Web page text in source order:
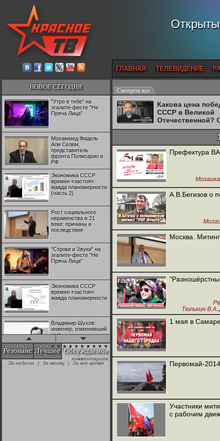
ГЛАВНАЯ ТЕЛЕВИДЕНИЕ
НОВОЕ СЕГОДНЯ
"Утро в тебе" на
эгалите-фесте "Не
Пряча Лица"
Мохаммед Фидель
Али Селем,
представитель
фронта Полисарио в
РФ
Экономика СССР
времен «застоя»:
жажда планомерности
(часть 2)
Рост социального
неравенства в 21
веке: причины и
последствия
"Строки и Звуки" на
эгалите-фесте "Не
Пряча Лица"
Экономика СССР
времен «застоя»:
жажда планомерности
Владимир Шухов:
инженер, изменивший
мир
"Аркадий Коц" на
эгалите-фесте "Не
Резонанс Лучшее Обсуждаемое
комментариев:
За неделю
| За месяц | За все время
Смотреть все
Какова цена
СССР в Великой
Отечественной?
Двуреченский о
Префектура
Мозаика
А.В.Бегизов о
Москва.
Тюлькин В.А.
,
1 мая в
Первомай-
Участники
с рабочим